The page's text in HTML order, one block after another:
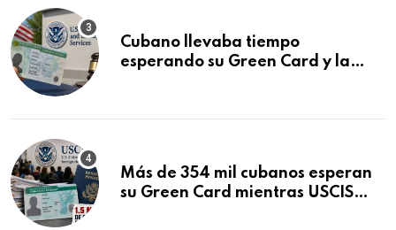
Cubano llevaba tiempo
esperando su Green Card y la
Más de 354 mil cubanos esperan
su Green Card mientras USCIS